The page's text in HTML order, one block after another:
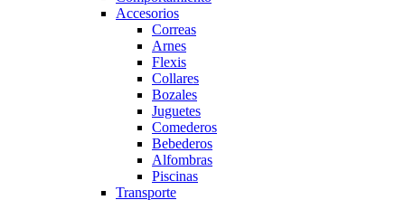
Accesorios
Correas
Arnes
Flexis
Collares
Bozales
Juguetes
Comederos
Bebederos
Alfombras
Piscinas
Transporte